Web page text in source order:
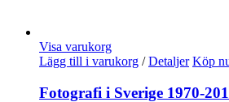
Visa varukorg
Lägg till i varukorg / Detaljer Köp
Fotografi i Sverige 1970-